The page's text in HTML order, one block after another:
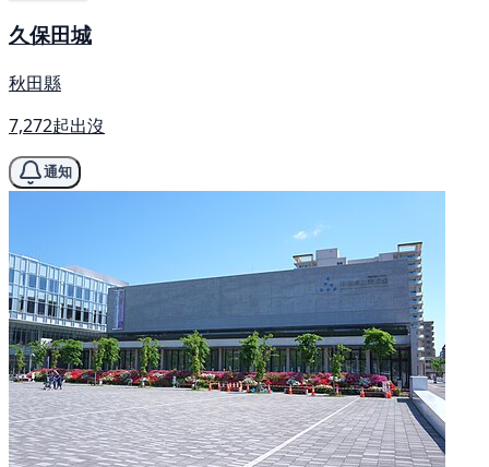
久保田城
秋田縣
7,272起出沒
通知